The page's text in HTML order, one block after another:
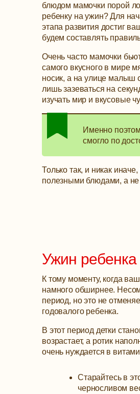
блюдом мамочки порой
ребенку на ужин?Для
этапа развития достиг
будем составлять
Очень часто мамочки
самого вкусного в мире
носик, а на улице малыш
лишь зазеваться на
изучать мир и вкусовые
Именно
смогло по
Только так, и никак
полезными блюдами, а
Ужин ребенка
К тому моменту, когда
намного обширнее.
период, но это не
годовалого ребенка.
В этот период детки
возрастает, а ротик
очень нуждается в
Старайтесь в
черносливом